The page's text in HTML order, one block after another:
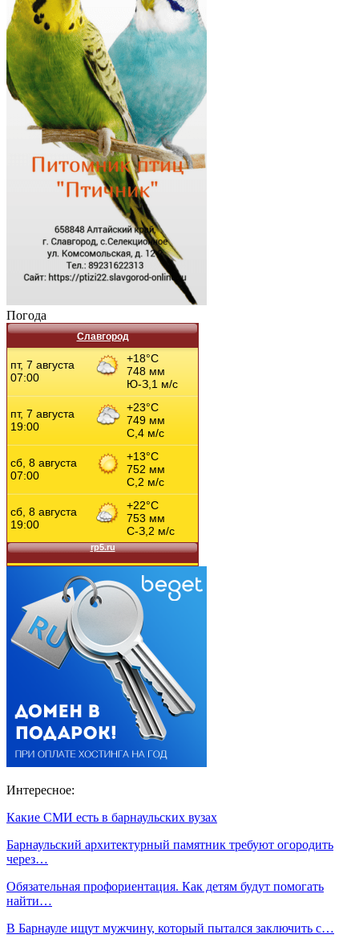
Погода
Славгород
Интересное:
Какие СМИ есть в барнаульских вузах
Барнаульский архитектурный памятник требуют огородить
через…
Обязательная профориентация. Как детям будут помогать
найти…
В Барнауле ищут мужчину, который пытался заключить с…